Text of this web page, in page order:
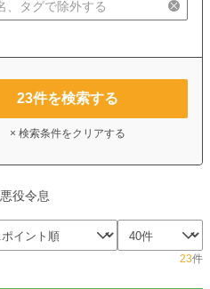
23件を検索する
× 検索条件をクリアする
悪役令息
23件